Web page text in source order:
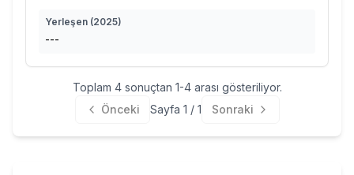
Yerleşen (2025)
---
Toplam 4sonuçtan 1-4arası gösteriliyor.
Önceki
Sayfa 1 / 1 Sonraki